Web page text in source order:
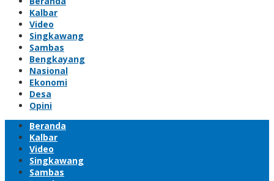
Kalbar
Video
Singkawang
Sambas
Bengkayang
Nasional
Ekonomi
Desa
Opini
Beranda
Kalbar
Video
Singkawang
Sambas